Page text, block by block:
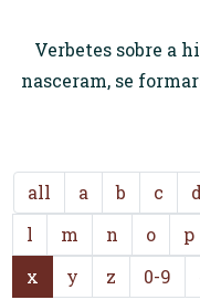
Verbetes sobre a
nasceram, se
all a b c d
l
m n o p
x
y z 0-9